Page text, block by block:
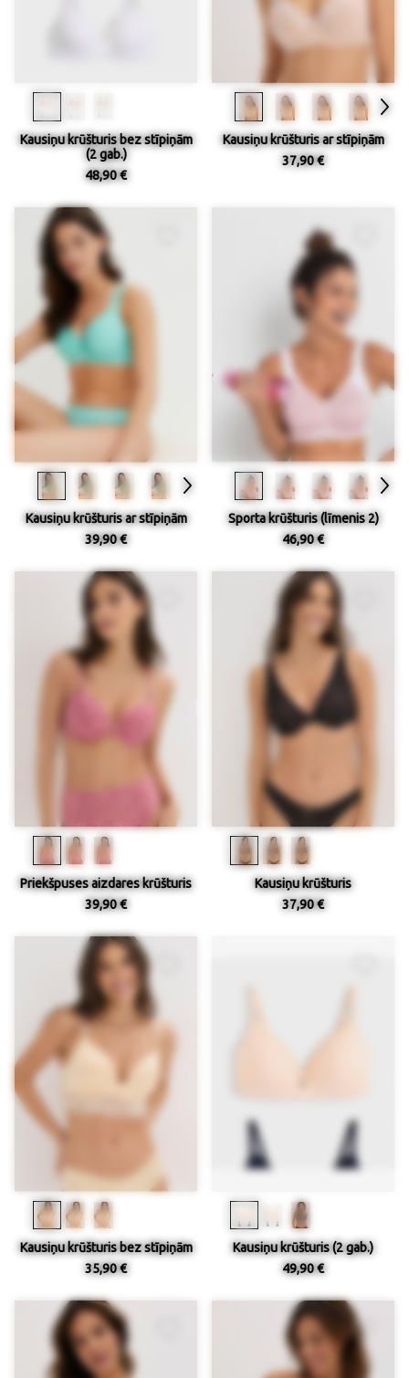
Kausiņu krūšturis bez stīpiņām
(2 gab.)
48,90 €
Kausiņu krūšturis ar stīpiņām
37,90 €
Kausiņu krūšturis ar stīpiņām
39,90 €
Sporta krūšturis (līmenis 2)
46,90 €
Priekšpuses aizdares krūšturis
39,90 €
Kausiņu krūšturis
37,90 €
Kausiņu krūšturis bez stīpiņām
35,90 €
Kausiņu krūšturis (2 gab.)
49,90 €